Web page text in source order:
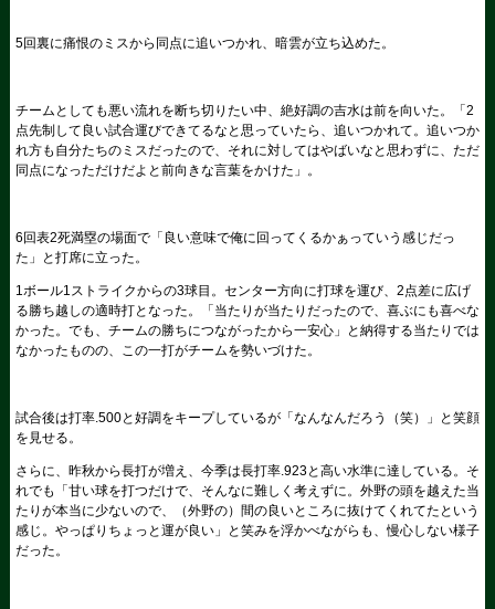
5回裏に痛恨のミスから同点に追いつかれ、暗雲が立ち込めた。
チームとしても悪い流れを断ち切りたい中、絶好調の吉水は前を向いた。「2
点先制して良い試合運びできてるなと思っていたら、追いつかれて。追いつか
れ方も自分たちのミスだったので、それに対してはやばいなと思わずに、ただ
同点になっただけだよと前向きな言葉をかけた」。
6回表2死満塁の場面で「良い意味で俺に回ってくるかぁっていう感じだっ
た」と打席に立った。
1ボール1ストライクからの3球目。センター方向に打球を運び、2点差に広げ
る勝ち越しの適時打となった。「当たりが当たりだったので、喜ぶにも喜べな
かった。でも、チームの勝ちにつながったから一安心」と納得する当たりでは
なかったものの、この一打がチームを勢いづけた。
試合後は打率.500と好調をキープしているが「なんなんだろう（笑）」と笑顔
を見せる。
さらに、昨秋から長打が増え、今季は長打率.923と高い水準に達している。そ
れでも「甘い球を打つだけで、そんなに難しく考えずに。外野の頭を越えた当
たりが本当に少ないので、（外野の）間の良いところに抜けてくれてたという
感じ。やっぱりちょっと運が良い」と笑みを浮かべながらも、慢心しない様子
だった。